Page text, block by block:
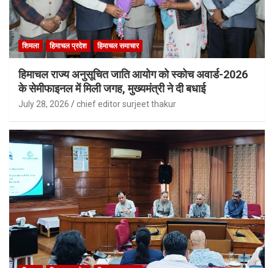
शिमला हिमाचल प्रदेश हिमाचल समाचार
हिमाचल राज्य अनुसूचित जाति आयोग को स्कोच अवार्ड-2026
के सेमीफाइनल में मिली जगह, मुख्यमंत्री ने दी बधाई
July 28, 2026 chief editor surjeet thakur